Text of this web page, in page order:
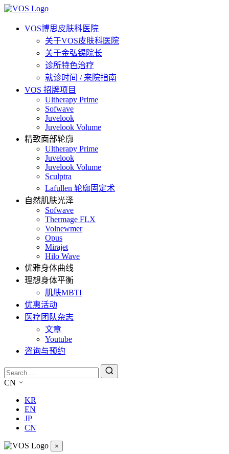
VOS博思皮肤科医院
关于VOS皮肤科医院
关于金弘锡院长
诊所特色治疗
就诊时间 / 来院指南
VOS 招牌项目
Ultherapy Prime
Sofwave
Juvelook
Juvelook Volume
精致面部轮廓
Ultherapy Prime
Juvelook
Juvelook Volume
Sculptra
Lafullen 轮廓固定术
自然肌肤光泽
Sofwave
Thermage FLX
Volnewmer
Opus
Mirajet
Hilo Wave
优雅身体曲线
理想身体平衡
肌肤MBTI
优惠活动
医疗团队杂志
文章
Youtube
咨询与预约
CN
KR
EN
JP
CN
×